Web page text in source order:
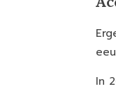
In